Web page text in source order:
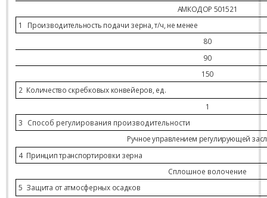
АМКОДОР 501521
1
Производительность подачи зерна, т/ч, не менее
80
90
150
2 Количество скребковых конвейеров, ед.
1
3
Способ регулирования производительности
Ручное управлением регулирующей
4 Принцип транспортировки зерна
Сплошное волочение
5 Защита от атмосферных осадков